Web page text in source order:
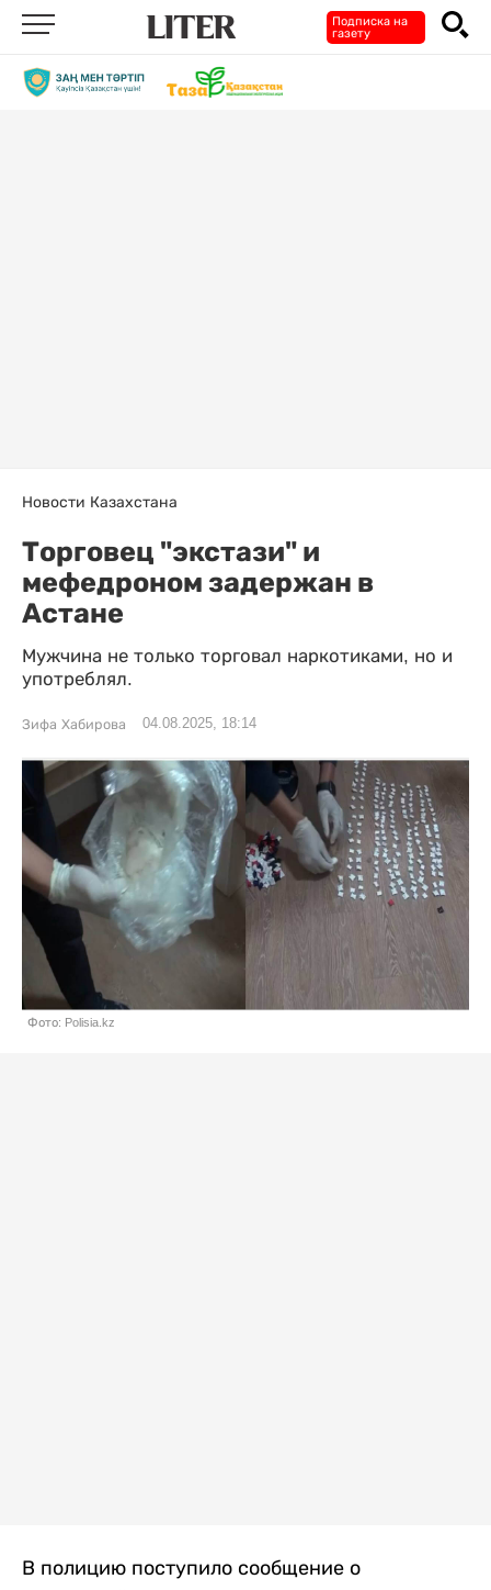
Подписка на
газету
Новости Казахстана
Торговец "экстази" и
мефедроном задержан в
Астане
Мужчина не только торговал наркотиками, но и
употреблял.
Зифа Хабирова 04.08.2025, 18:14
Фото: Polisia.kz
В полицию поступило сообщение о